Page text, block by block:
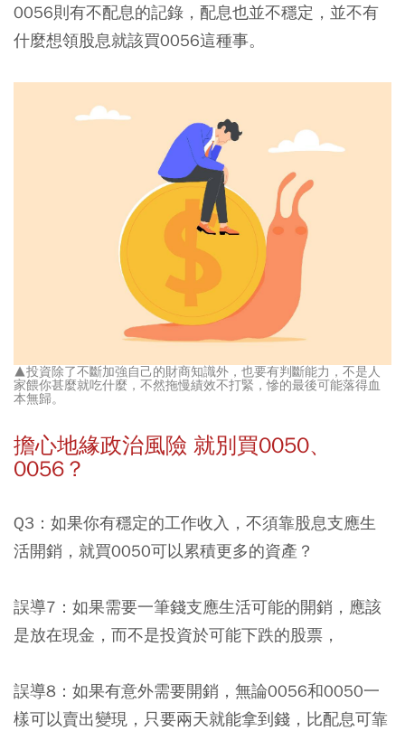
0056則有不配息的記錄，配息也並不穩定，並不有
什麼想領股息就該買0056這種事。
▲投資除了不斷加強自己的財商知識外，也要有判斷能力，不是人
家餵你甚麼就吃什麼，不然拖慢績效不打緊，慘的最後可能落得血
本無歸。
擔心地緣政治風險 就別買0050、
0056？
Q3：如果你有穩定的工作收入，不須靠股息支應生
活開銷，就買0050可以累積更多的資產？
誤導7：如果需要一筆錢支應生活可能的開銷，應該
是放在現金，而不是投資於可能下跌的股票，
誤導8：如果有意外需要開銷，無論0056和0050一
樣可以賣出變現，只要兩天就能拿到錢，比配息可靠